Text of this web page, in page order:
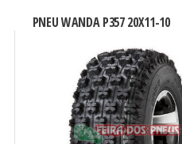
PNEU WANDA P357 20X11-10